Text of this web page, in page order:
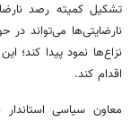
تشکیل کمیته رصد
نارضایتی‌ها می‌تواند
نزاع‌ها نمود پیدا کند؛
اقدام کند.
معاون سیاسی استاندار